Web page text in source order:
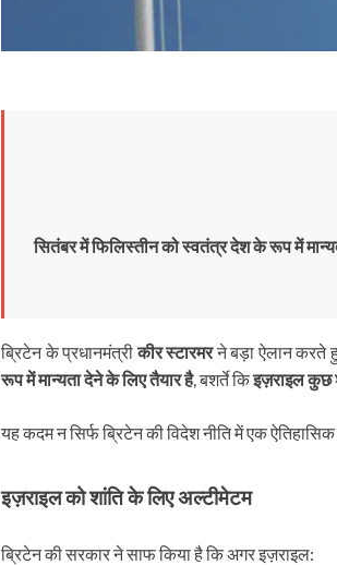
सितंबर में फिलिस्तीन को स्वतंत्र देश के रूप में
ब्रिटेन के प्रधानमंत्रीकीर स्टारमरने बड़ा ऐलान करते
रूप में मान्यता देने के लिए तैयार है, बशर्ते किइज़राइल कुछ
यह कदम न सिर्फ ब्रिटेन की विदेश नीति में एक
इज़राइल को शांति के लिए अल्टीमेटम
ब्रिटेन की सरकार ने साफ किया है कि अगर इज़राइल: